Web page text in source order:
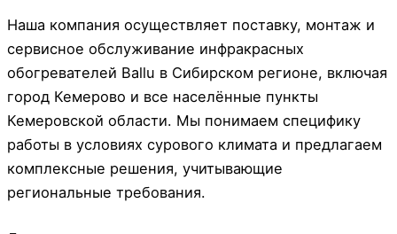
Наша компания осуществляет поставку, монтаж и
сервисное обслуживание инфракрасных
обогревателей Ballu в Сибирском регионе, включая
город Кемерово и все населённые пункты
Кемеровской области. Мы понимаем специфику
работы в условиях сурового климата и предлагаем
комплексные решения, учитывающие
региональные требования.